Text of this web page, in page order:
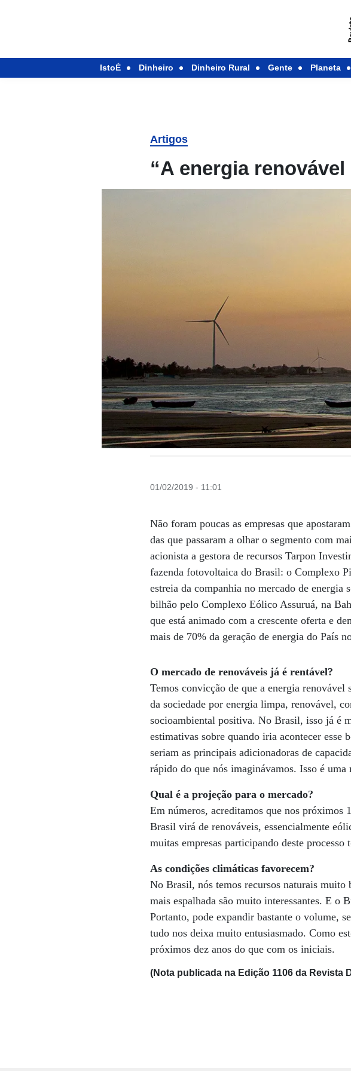
IstoÉ Dinheiro Dinheiro Rural Gente Planeta
Artigos
“A energia
01/02/2019 - 11:01
Não foram poucas as empresas que
das que passaram a olhar o segmento com
acionista a gestora de recursos Tarpon
fazenda fotovoltaica do Brasil: o Complexo
estreia da companhia no mercado de
bilhão pelo Complexo Eólico Assuruá, na
que está animado com a crescente oferta e
mais de 70% da geração de energia do País
O mercado de renováveis já é rentável?
Temos convicção de que a energia
da sociedade por energia limpa, renovável,
socioambiental positiva. No Brasil, isso já é
estimativas sobre quando iria acontecer esse
seriam as principais adicionadoras de
rápido do que nós imaginávamos. Isso é
Qual é a projeção para o mercado?
Em números, acreditamos que nos próximos
Brasil virá de renováveis, essencialmente
muitas empresas participando deste processo
As condições climáticas favorecem?
No Brasil, nós temos recursos naturais
mais espalhada são muito interessantes. E o
Portanto, pode expandir bastante o volume,
tudo nos deixa muito entusiasmado. Como
próximos dez anos do que com os iniciais.
(Nota publicada na Edição 1106 da Revista